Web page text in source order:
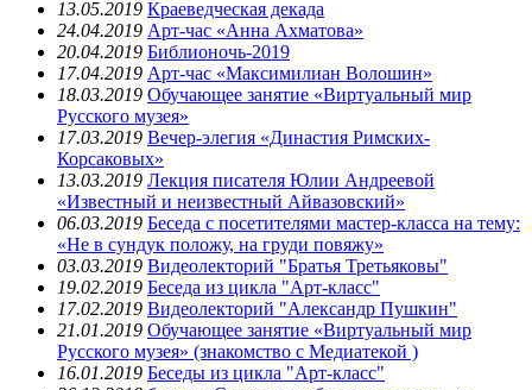
13.05.2019 Краеведческая декада
24.04.2019 Арт-час «Анна Ахматова»
20.04.2019 Библионочь-2019
17.04.2019 Арт-час «Максимилиан Волошин»
18.03.2019 Обучающее занятие «Виртуальный мир
Русского музея»
17.03.2019 Вечер-элегия «Династия Римских-
Корсаковых»
13.03.2019 Лекция писателя Юлии Андреевой
«Известный и неизвестный Айвазовский»
06.03.2019 Беседа с посетителями мастер-класса на тему:
«Не в сундук положу, на груди повяжу»
03.03.2019 Видеолекторий "Братья Третьяковы"
19.02.2019 Беседа из цикла "Арт-класс"
17.02.2019 Видеолекторий "Александр Пушкин"
21.01.2019 Обучающее занятие «Виртуальный мир
Русского музея» (знакомство с Медиатекой )
16.01.2019 Беседы из цикла "Арт-класс"